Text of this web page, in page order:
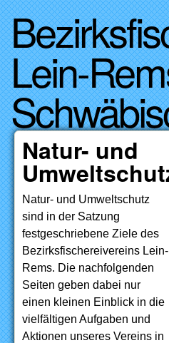
Direkt zum
Lein-
Natur- und
Natur- und Umweltschutz
sind in der Satzung
festgeschriebene Ziele des
Bezirksfischereivereins Lein-
Rems. Die nachfolgenden
Seiten geben dabei nur
einen kleinen Einblick in die
vielfältigen Aufgaben und
Aktionen unseres Vereins in